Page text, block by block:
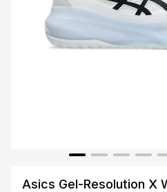
Asics Gel-Resolution X